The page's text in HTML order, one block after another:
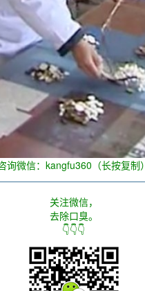
询微信：kangfu360（长按复制）
关注微信，
去除口臭。
👇👇👇